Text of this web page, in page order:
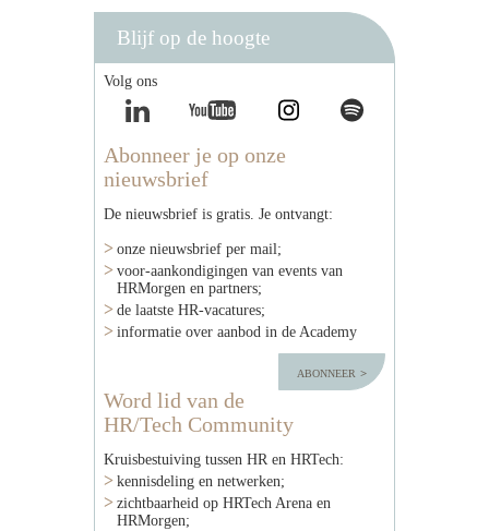
Blijf op de hoogte
Volg ons
Abonneer je op onze
nieuwsbrief
De nieuwsbrief is gratis. Je ontvangt:
onze nieuwsbrief per mail;
voor-aankondigingen van events van
HRMorgen en partners;
de laatste HR-vacatures;
informatie over aanbod in de Academy
abonneer
Word lid van de
HR/Tech Community
Kruisbestuiving tussen HR en HRTech:
kennisdeling en netwerken;
zichtbaarheid op HRTech Arena en
HRMorgen;